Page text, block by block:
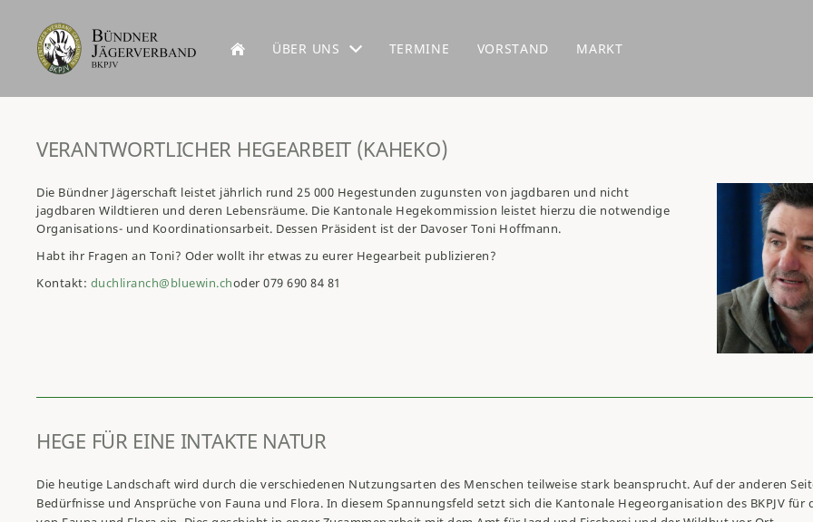
ÜBER UNS TERMINE VORSTAND MARKT
VERANTWORTLICHER HEGEARBEIT (KAHEKO)
Die Bündner Jägerschaft leistet jährlich rund 25 000 Hegestunden zugunsten von jagdbaren und nicht
jagdbaren Wildtieren und deren Lebensräume. Die Kantonale Hegekommission leistet hierzu die notwendige
Organisations- und Koordinationsarbeit. Dessen Präsident ist der Davoser Toni Hoffmann.
Habt ihr Fragen an Toni? Oder wollt ihr etwas zu eurer Hegearbeit publizieren?
Kontakt: duchliranch@bluewin.choder 079 690 84 81
HEGE FÜR EINE INTAKTE NATUR
Die heutige Landschaft wird durch die verschiedenen Nutzungsarten des Menschen teilweise stark beansprucht. Auf der anderen
Bedürfnisse und Ansprüche von Fauna und Flora. In diesem Spannungsfeld setzt sich die Kantonale Hegeorganisation des BKPJV für